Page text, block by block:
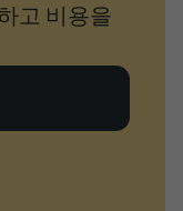
고 비용을